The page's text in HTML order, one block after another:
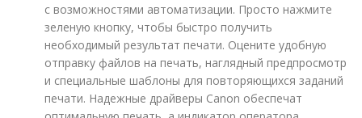
с возможностями автоматизации. Просто нажмите
зеленую кнопку, чтобы быстро получить
необходимый результат печати. Оцените удобную
отправку файлов на печать, наглядный предпросмотр
и специальные шаблоны для повторяющихся заданий
печати. Надежные драйверы Canon обеспечат